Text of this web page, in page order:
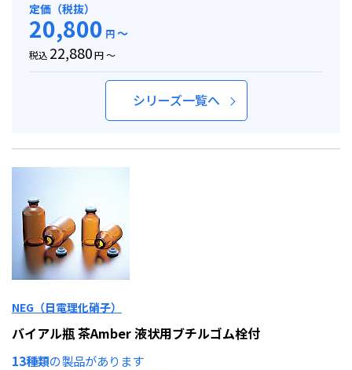
定価（税抜）
20,800 円～
税込 22,880円 ～
シリーズ一覧へ
NEG（日電理化硝子）
バイアル瓶 茶Amber 液状用ブチルゴム栓付
13種類の製品があります